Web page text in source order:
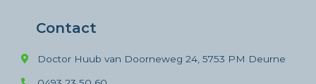
Contact
Doctor Huub van Doorneweg 24, 5753 PM Deurne